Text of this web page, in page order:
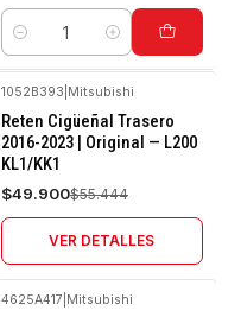
Cantidad
-10%
OFF
Agotado
1052B393 Mitsubishi
Reten Cigüeñal Trasero
2016-2023 | Original — L200
KL1/KK1
$49.900$55.444
VER DETALLES
4625A417 Mitsubishi